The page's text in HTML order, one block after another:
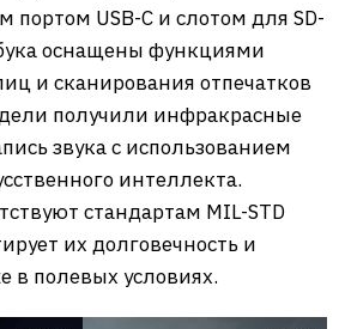
USB-C и слотом для SD-
оснащены функциями
и сканирования отпечатков
получили инфракрасные
звука с использованием
интеллекта.
стандартам MIL-STD
их долговечность и
в полевых условиях.